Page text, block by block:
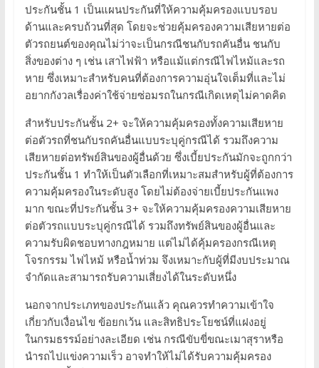
ประกันชั้น 1 เป็นแผนประกันที่ให้ความคุ้มครองแบบรอบ
ด้านและครบถ้วนที่สุด โดยจะช่วยคุ้มครองความเสียหายต่อ
ตัวรถยนต์ของคุณไม่ว่าจะเป็นกรณีชนกับรถคันอื่น ชนกับ
สิ่งของต่าง ๆ เช่น เสาไฟฟ้า หรือแม้แต่กรณีไฟไหม้และรถ
หาย ซึ่งเหมาะสำหรับคนที่ต้องการความอุ่นใจเต็มที่และไม่
อยากกังวลเรื่องค่าใช้จ่ายซ่อมรถในกรณีเกิดเหตุไม่คาดคิด
สำหรับประกันชั้น 2+ จะให้ความคุ้มครองทั้งความเสียหาย
ต่อตัวรถที่ชนกับรถคันอื่นแบบระบุคู่กรณีได้ รวมถึงความ
เสียหายต่อทรัพย์สินของผู้อื่นด้วย ซึ่งเบี้ยประกันมักจะถูกกว่า
ประกันชั้น 1 ทำให้เป็นตัวเลือกที่เหมาะสมสำหรับผู้ที่ต้องการ
ความคุ้มครองในระดับสูง โดยไม่ต้องจ่ายเบี้ยประกันแพง
มาก ขณะที่ประกันชั้น 3+ จะให้ความคุ้มครองความเสียหาย
ต่อตัวรถแบบระบุคู่กรณีได้ รวมถึงทรัพย์สินของผู้อื่นและ
ความรับผิดชอบทางกฎหมาย แต่ไม่ได้คุ้มครองกรณีเหตุ
โจรกรรม ไฟไหม้ หรือน้ำท่วม จึงเหมาะกับผู้ที่มีงบประมาณ
จำกัดและสามารถรับความเสี่ยงได้ในระดับหนึ่ง
นอกจากประเภทของประกันแล้ว คุณควรทำความเข้าใจ
เกี่ยวกับเงื่อนไข ข้อยกเว้น และสิทธิประโยชน์ที่แฝงอยู่
ในกรมธรรม์อย่างละเอียด เช่น กรณีขับขี่ขณะเมาสุราหรือ
นำรถไปแข่งความเร็ว อาจทำให้ไม่ได้รับความคุ้มครอง